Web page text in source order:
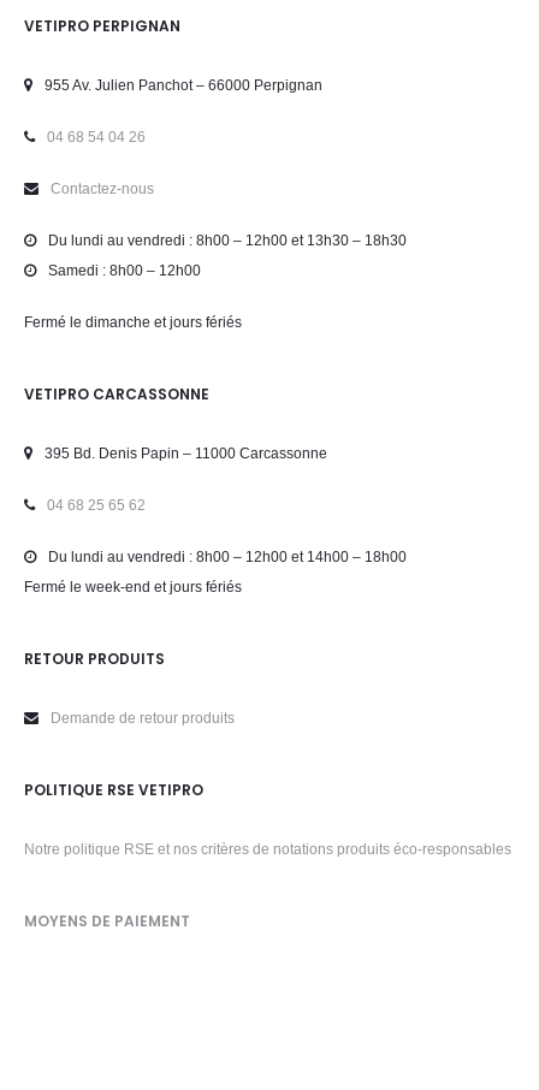
VETIPRO PERPIGNAN
955 Av. Julien Panchot – 66000 Perpignan
04 68 54 04 26
Contactez-nous
Du lundi au vendredi : 8h00 – 12h00 et 13h30 – 18h30
Samedi : 8h00 – 12h00
Fermé le dimanche et jours fériés
VETIPRO CARCASSONNE
395 Bd. Denis Papin – 11000 Carcassonne
04 68 25 65 62
Du lundi au vendredi : 8h00 – 12h00 et 14h00 – 18h00
Fermé le week-end et jours fériés
RETOUR PRODUITS
Demande de retour produits
POLITIQUE RSE VETIPRO
Notre politique RSE et nos critères de notations produits éco-responsables
MOYENS DE PAIEMENT